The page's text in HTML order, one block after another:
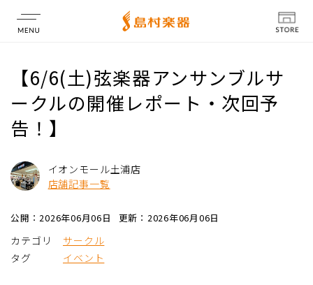
店舗情報
【6/6(土)弦楽器アンサンブルサ
ークルの開催レポート・次回予
告！】
イオンモール土浦店
店舗記事一覧
公開：2026年06月06日 更新：2026年06月06日
カテゴリ
サークル
タグ
イベント